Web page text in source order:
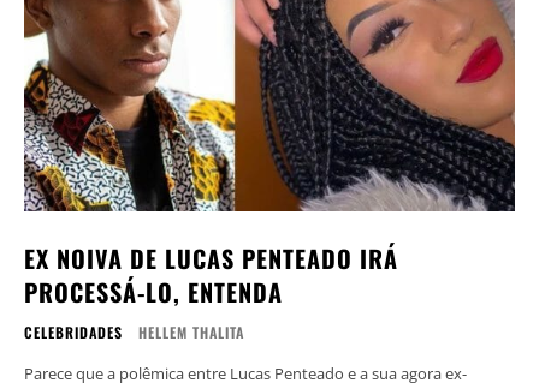
EX NOIVA DE LUCAS PENTEADO IRÁ
PROCESSÁ-LO, ENTENDA
CELEBRIDADES HELLEM THALITA
Parece que a polêmica entre Lucas Penteado e a sua agora ex-